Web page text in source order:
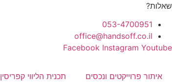
דלג
שאלות?
053-4700951
office@handsoff.co.il
Facebook Instagram Youtube
איתור פרוייקטים ונכסים תכנית הליווי קפריסין 360